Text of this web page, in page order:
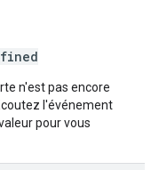
n'est pas encore
Écoutez l'événement
pour vous